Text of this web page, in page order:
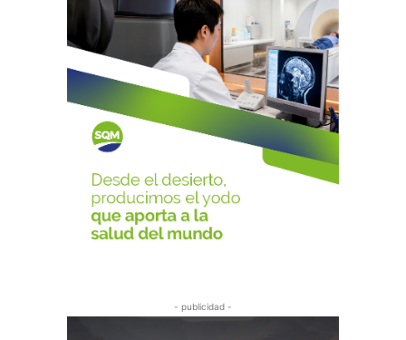
- publicidad -